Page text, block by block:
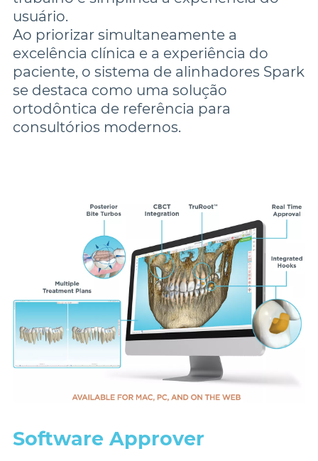
usuário.
Ao priorizar simultaneamente a
excelência clínica e a experiência do
paciente, o sistema de alinhadores Spark
se destaca como uma solução
ortodôntica de referência para
consultórios modernos.
Software Approver